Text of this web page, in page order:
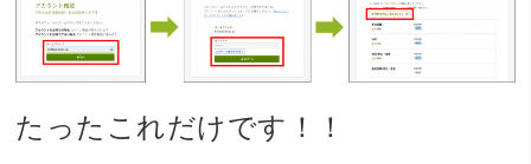
たったこれだけです！！